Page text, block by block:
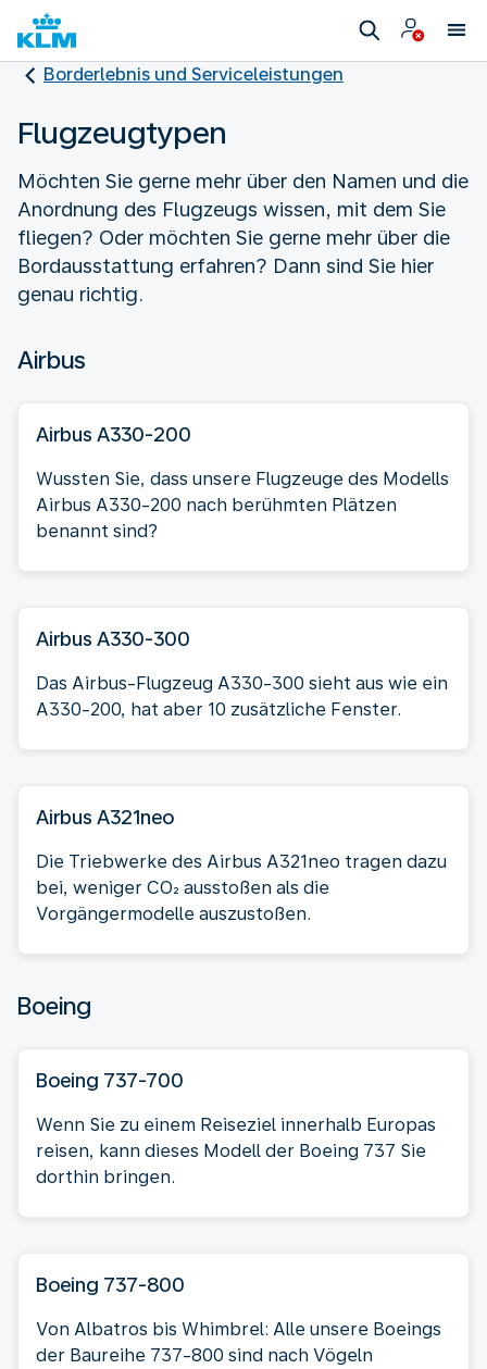
Borderlebnis und Serviceleistungen
Flugzeugtypen
Möchten Sie gerne mehr über den Namen und die
Anordnung des Flugzeugs wissen, mit dem Sie
fliegen? Oder möchten Sie gerne mehr über die
Bordausstattung erfahren? Dann sind Sie hier
genau richtig.
Airbus
Airbus A330-200
Wussten Sie, dass unsere Flugzeuge des Modells
Airbus A330-200 nach berühmten Plätzen
benannt sind?
Airbus A330-300
Das Airbus-Flugzeug A330-300 sieht aus wie ein
A330-200, hat aber 10 zusätzliche Fenster.
Airbus A321neo
Die Triebwerke des Airbus A321neo tragen dazu
bei, weniger CO₂ ausstoßen als die
Vorgängermodelle auszustoßen.
Boeing
Boeing 737-700
Wenn Sie zu einem Reiseziel innerhalb Europas
reisen, kann dieses Modell der Boeing 737 Sie
dorthin bringen.
Boeing 737-800
Von Albatros bis Whimbrel: Alle unsere Boeings
der Baureihe 737-800 sind nach Vögeln